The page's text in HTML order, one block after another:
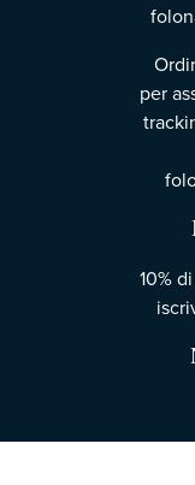
per
10%